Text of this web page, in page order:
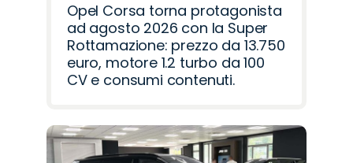
Opel Corsa torna protagonista
ad agosto 2026 con la Super
Rottamazione: prezzo da 13.750
euro, motore 1.2 turbo da 100
CV e consumi contenuti.